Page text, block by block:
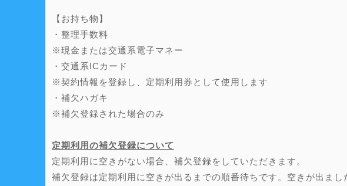
【お持ち物】
・整理手数料
※現金または交通系電子マネー
・交通系ICカード
※契約情報を登録し、定期利用券として使用します
・補欠ハガキ
※補欠登録された場合のみ
定期利用の補欠登録について
定期利用に空きがない場合、補欠登録をしていただきます。
補欠登録は定期利用に空きが出るまでの順番待ちです。空きが出ま